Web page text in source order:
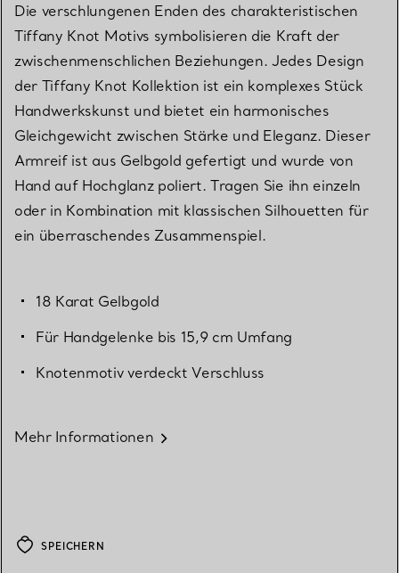
Die verschlungenen Enden des charakteristischen
Tiffany Knot Motivs symbolisieren die Kraft der
zwischenmenschlichen Beziehungen. Jedes Design
der Tiffany Knot Kollektion ist ein komplexes Stück
Handwerkskunst und bietet ein harmonisches
Gleichgewicht zwischen Stärke und Eleganz. Dieser
Armreif ist aus Gelbgold gefertigt und wurde von
Hand auf Hochglanz poliert. Tragen Sie ihn einzeln
oder in Kombination mit klassischen Silhouetten für
ein überraschendes Zusammenspiel.
18 Karat Gelbgold
Für Handgelenke bis 15,9 cm Umfang
Knotenmotiv verdeckt Verschluss
Mehr Informationen
SPEICHERN